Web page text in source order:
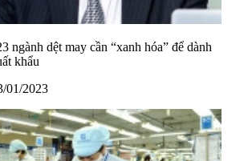
ngành dệt may cần “xanh hóa” để dành
khẩu
01/2023